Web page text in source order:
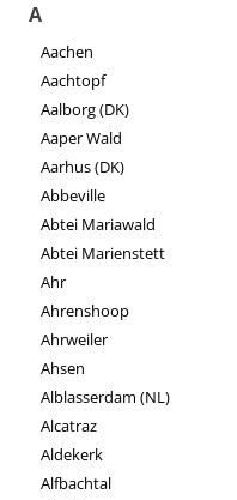
A
Aachen
Aachtopf
Aalborg (DK)
Aaper Wald
Aarhus (DK)
Abbeville
Abtei Mariawald
Abtei Marienstett
Ahr
Ahrenshoop
Ahrweiler
Ahsen
Alblasserdam (NL)
Alcatraz
Aldekerk
Alfbachtal